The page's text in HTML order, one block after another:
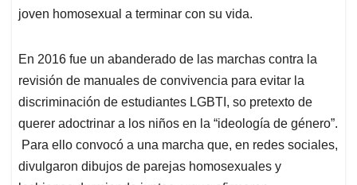
joven homosexual a terminar con su vida.
En 2016 fue un abanderado de las marchas contra la
revisión de manuales de convivencia para evitar la
discriminación de estudiantes LGBTI, so pretexto de
querer adoctrinar a los niños en la “ideología de género”.
Para ello convocó a una marcha que, en redes sociales,
divulgaron dibujos de parejas homosexuales y